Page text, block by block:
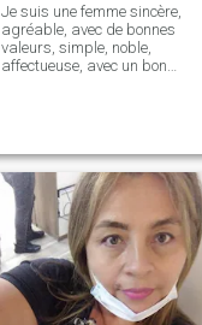
Je suis une femme sincère,
agréable, avec de bonnes
valeurs, simple, noble,
affectueuse, avec un bon